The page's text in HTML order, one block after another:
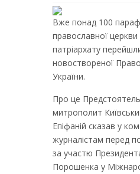
Вже понад 100
православної
патріархату
новоствореної
України.
Про це
митрополит
Епіфаній сказав у
журналістам перед
за участю
Порошенка у